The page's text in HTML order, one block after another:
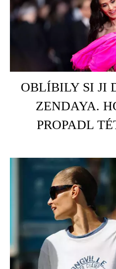
HOME
OBLÍBILY SI JI
ZENDAYA.
PROPADL